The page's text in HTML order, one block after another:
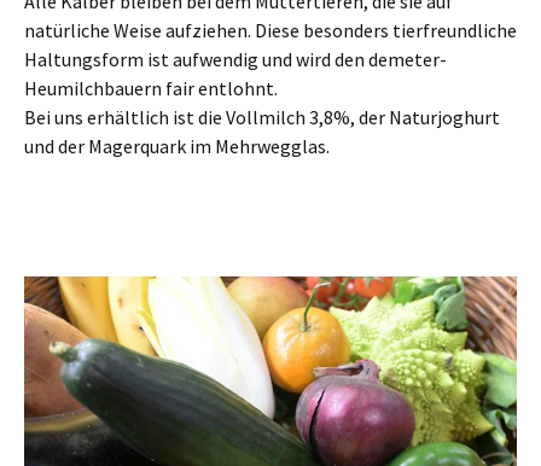
natürliche Weise aufziehen. Diese besonders tierfreundliche
Haltungsform ist aufwendig und wird den demeter-
Heumilchbauern fair entlohnt.
Bei uns erhältlich ist die Vollmilch 3,8%, der Naturjoghurt
und der Magerquark im Mehrwegglas.